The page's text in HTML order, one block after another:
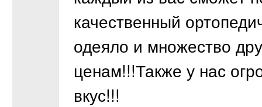
качественный
одеяло и множество
ценам!!!Также у нас
вкус!!!